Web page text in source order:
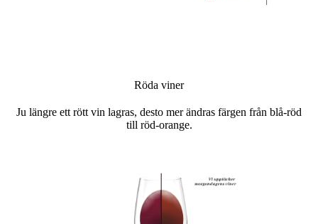
Röda viner
Ju längre ett rött vin lagras, desto mer ändras färgen från blå-röd
till röd-orange.